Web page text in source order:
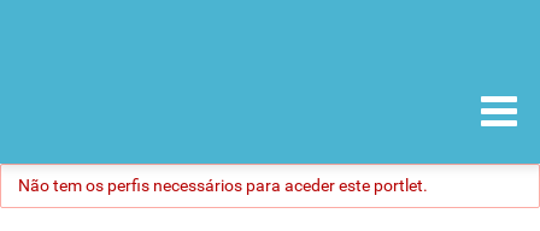
Não tem os perfis necessários para aceder este portlet.